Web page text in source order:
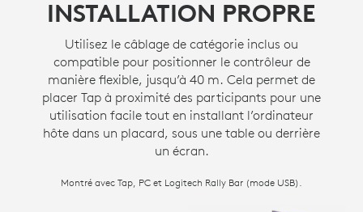
INSTALLATION PROPRE
Utilisez le câblage de catégorie inclus ou
compatible pour positionner le contrôleur de
manière flexible, jusqu’à 40 m. Cela permet de
placer Tap à proximité des participants pour une
utilisation facile tout en installant l’ordinateur
hôte dans un placard, sous une table ou derrière
un écran.
Montré avec Tap, PC et Logitech Rally Bar (mode USB).